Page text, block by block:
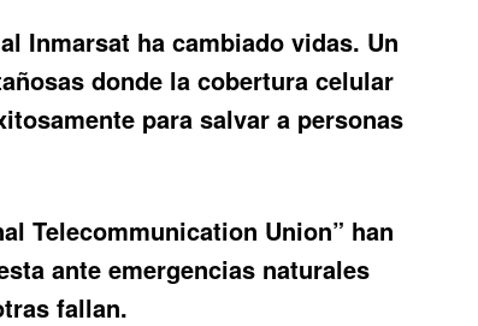
Inmarsat ha cambiado vidas. Un
donde la cobertura celular
para salvar a personas
Telecommunication Union” han
ante emergencias naturales
fallan.